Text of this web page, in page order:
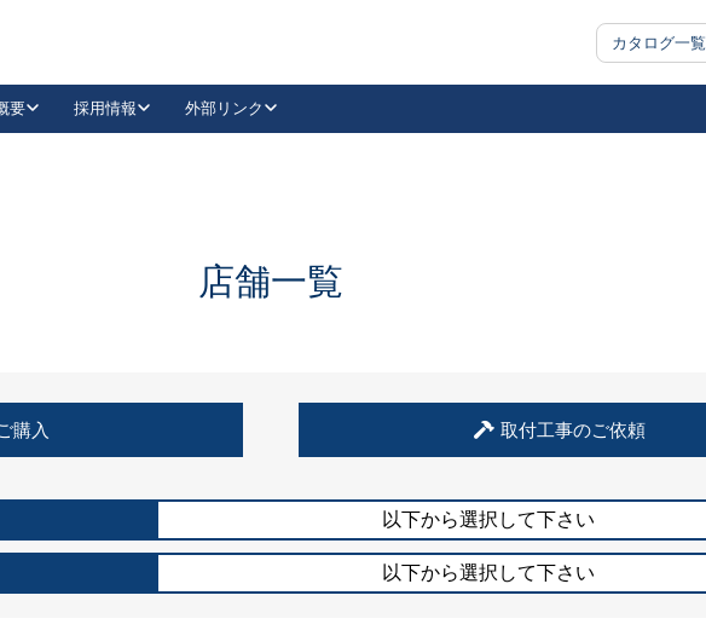
カタログ一覧
抗ウイルス・抗菌製品
要 採用情報 外部リンク
LinkedIn
住宅使用部材標準化推進協議会
店舗一覧
購入 取付工事のご依頼
以下から選択して下さい
以下から選択して下さい